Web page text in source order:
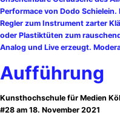
Performace von Dodo
Regler zum Instrument zarter
oder Plastiktüten zum
Analog und Live erzeugt.
Aufführung
Kunsthochschule für Medien
#28 am 18. November 2021